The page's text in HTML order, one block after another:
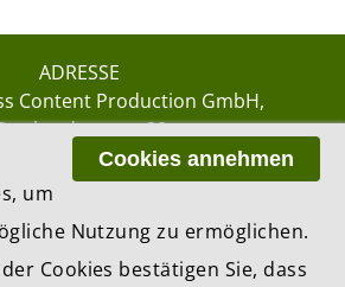
ADRESSE
Content Production GmbH
38
8002 Zürich
Business Content Production
Zürich – Switzerland
Cookies annehmen
um
Nutzung zu ermöglichen.
Cookies bestätigen Sie, dass